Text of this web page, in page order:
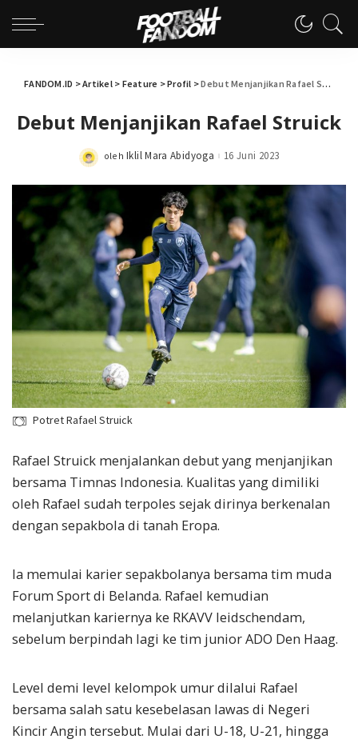
FANDOM.ID >Artikel> Feature >Profil >Debut Menjanjikan Rafael Struick
Debut Menjanjikan Rafael Struick
Posted
oleh Iklil Mara Abidyoga 16 Juni 2023
Potret Rafael Struick
Rafael Struick menjalankan debut yang menjanjikan
bersama Timnas Indonesia. Kualitas yang dimiliki
oleh Rafael sudah terpoles sejak dirinya berkenalan
dengan sepakbola di tanah Eropa.
Ia memulai karier sepakbolanya bersama tim muda
Forum Sport di Belanda. Rafael kemudian
melanjutkan kariernya ke RKAVV leidschendam,
sebelum berpindah lagi ke tim junior ADO Den Haag.
Level demi level kelompok umur dilalui Rafael
bersama salah satu kesebelasan lawas di Negeri
Kincir Angin tersebut. Mulai dari U-18, U-21, hingga